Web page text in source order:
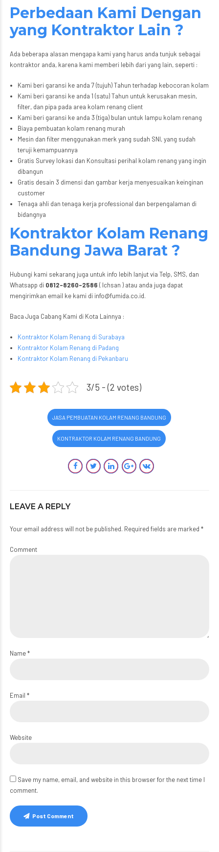
Perbedaan Kami Dengan
yang Kontraktor Lain ?
Ada beberapa alasan mengapa kami yang harus anda tunjuk sebagai
kontraktor anda, karena kami memberi lebih dari yang lain, seperti :
Kami beri garansi ke anda 7 (tujuh) Tahun terhadap kebocoran kolam
Kami beri garansi ke anda 1 (satu) Tahun untuk kerusakan mesin,
filter, dan pipa pada area kolam renang client
Kami beri garansi ke anda 3 (tiga) bulan untuk lampu kolam renang
Biaya pembuatan kolam renang murah
Mesin dan filter menggunakan merk yang sudah SNI, yang sudah
teruji kemampuannya
Gratis Survey lokasi dan Konsultasi perihal kolam renang yang ingin
dibangun
Gratis desain 3 dimensi dan gambar kerja menyesuaikan keinginan
customer
Tenaga ahli dan tenaga kerja professional dan berpengalaman di
bidangnya
Kontraktor Kolam Renang
Bandung Jawa Barat ?
Hubungi kami sekarang juga untuk info lebih lanjut via Telp, SMS, dan
Whatsapp di 0812-8260-2586 ( Ichsan ) atau anda juga dapat
mengirimkan email ke kami di info@fumida.co.id.
Baca Juga Cabang Kami di Kota Lainnya :
Kontraktor Kolam Renang di Surabaya
Kontraktor Kolam Renang di Padang
Kontraktor Kolam Renang di Pekanbaru
3/5 - (2 votes)
JASA PEMBUATAN KOLAM RENANG BANDUNG
KONTRAKTOR KOLAM RENANG BANDUNG
LEAVE A REPLY
Your email address will not be published. Required fields are marked *
Comment
Name *
Email *
Website
Save my name, email, and website in this browser for the next time I
comment.
Post Comment